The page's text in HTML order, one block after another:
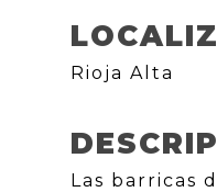
Rioja Alta
Las barricas